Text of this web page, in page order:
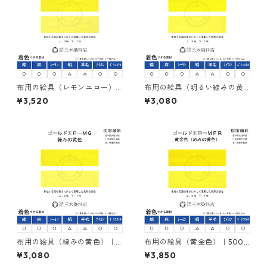
布用の絵具（レモンエロー）
｜500g｜ネオカラーエローＭ
３Ｇ｜樹脂顔料(ピグメントレ
¥3,520
布用の絵具（明るい緑みの黄
色）｜500g｜ネオカラーエロ
ーＭＧＲ｜樹脂顔料(ピグメン
¥3,080
布用の絵具（緑みの黄色）｜5
00g｜ネオカラーゴールドエ
ローＭＧ｜樹脂顔料(ピグメン
¥3,080
布用の絵具（黄金色）｜500g
｜ネオカラーゴールドエロー
ＭＦＲ｜樹脂顔料(ピグメント
¥3,850